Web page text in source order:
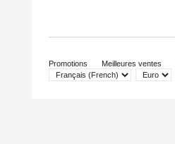
Promotions Meilleures ventes